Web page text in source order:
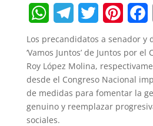
h
a
t
s
e
l
e
g
T
w
i
t
t
i
n
t
e
F
a
c
e
b
Los precandidatos a senador y
‘Vamos Juntos’ de Juntos por el
Roy López Molina,
desde el Congreso Nacional
de medidas para fomentar la
genuino y reemplazar
sociales.